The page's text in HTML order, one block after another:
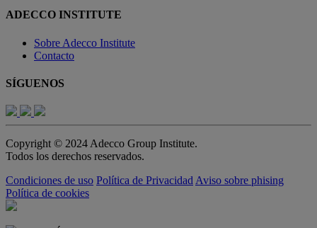
ADECCO INSTITUTE
Sobre Adecco Institute
Contacto
SÍGUENOS
Copyright © 2024 Adecco Group Institute.
Todos los derechos reservados.
Condiciones de uso Política de Privacidad Aviso sobre phising
Política de cookies